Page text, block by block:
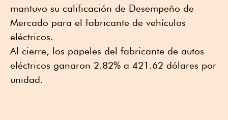
mantuvo su calificación de Desempeño de
Mercado para el fabricante de vehículos
eléctricos.
Al cierre, los papeles del fabricante de autos
eléctricos ganaron 2.82% a 421.62 dólares por
unidad.